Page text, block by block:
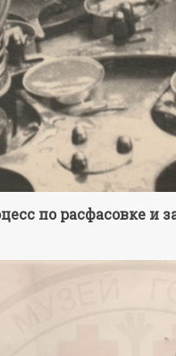
по расфасовке и